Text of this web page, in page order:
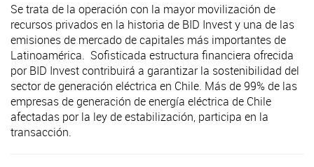
Se trata de la operación con la mayor movilización de
recursos privados en la historia de BID Invest y una de las
emisiones de mercado de capitales más importantes de
Latinoamérica. Sofisticada estructura financiera ofrecida
por BID Invest contribuirá a garantizar la sostenibilidad del
sector de generación eléctrica en Chile. Más de 99% de las
empresas de generación de energía eléctrica de Chile
afectadas por la ley de estabilización, participa en la
transacción.